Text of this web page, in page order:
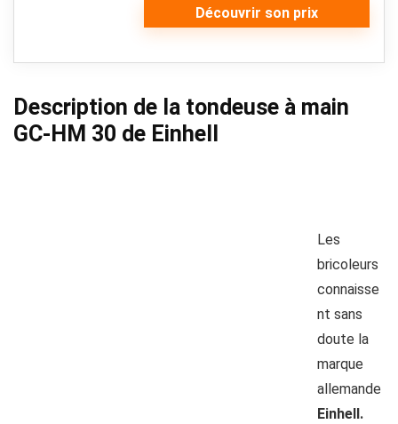
Découvrir son prix
Description de la tondeuse à main
GC-HM 30 de Einhell
Les
bricoleurs
connaisse
nt sans
doute la
marque
allemande
Einhell.